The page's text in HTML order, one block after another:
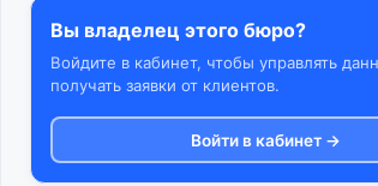
Вы владелец этого бюро?
Войдите в кабинет, чтобы управлять
получать заявки от клиентов.
Войти в кабинет →